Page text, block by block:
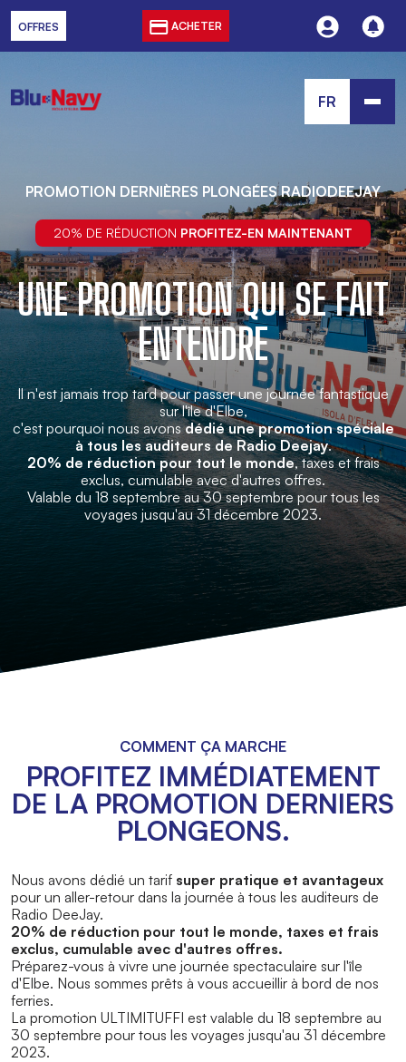
OFFRES ACHETER
FR
PROMOTION DERNIÈRES PLONGÉES RADIODEEJAY
20% DE RÉDUCTION PROFITEZ-EN MAINTENANT
UNE PROMOTION QUI SE FAIT
ENTENDRE
Il n'est jamais trop tard pour passer une journée fantastique
sur l'île d'Elbe,
c'est pourquoi nous avonsdédié une promotion spéciale
à tous les auditeurs de Radio Deejay.
20% de réduction pour tout le monde, taxes et frais
exclus, cumulable avec d'autres offres.
Valable du 18 septembre au 30 septembre pour tous les
voyages jusqu'au 31 décembre 2023.
COMMENT ÇA MARCHE
PROFITEZ IMMÉDIATEMENT
DE LA PROMOTION DERNIERS
PLONGEONS.
Nous avons dédié un tarif super pratique et avantageux
pour un aller-retour dans la journée à tous les auditeurs de
Radio DeeJay.
20% de réduction pour tout le monde, taxes et frais
exclus, cumulable avec d'autres offres.
Préparez-vous à vivre une journée spectaculaire sur l'île
d'Elbe. Nous sommes prêts à vous accueillir à bord de nos
ferries.
La promotion ULTIMITUFFI est valable du 18 septembre au
30 septembre pour tous les voyages jusqu'au 31 décembre
2023.